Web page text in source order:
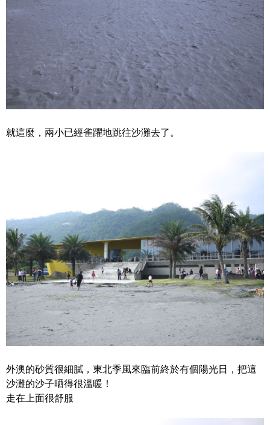
就這麼，兩小已經雀躍地跳往沙灘去了。
外澳的砂質很細膩，東北季風來臨前終於有個陽光日，把這
沙灘的沙子晒得很溫暖！
走在上面很舒服